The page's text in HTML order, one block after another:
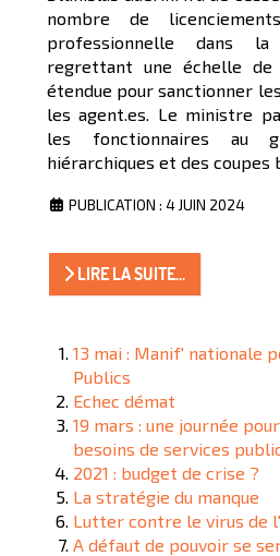
nombre de
professionnelle dans la
regrettant une échelle de
étendue pour sanctionner
les agent.es. Le ministre
les fonctionnaires au
hiérarchiques et des coupes
PUBLICATION : 4 JUIN 2024
LIRE LA SUITE...
13 mai : Manif' nationale
Publics
Echec démat
19 mars : une journée
besoins de services
2021 : budget de crise ?
La stratégie du manque
Lutter contre le virus de
A défaut de pouvoir se